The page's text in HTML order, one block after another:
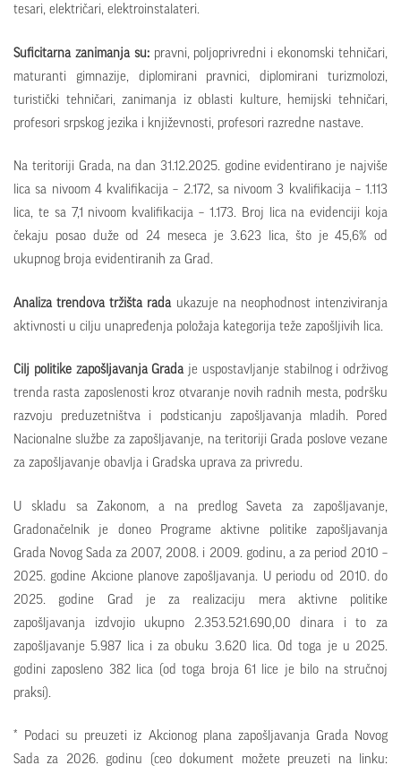
tesari, električari, elektroinstalateri.
Suficitarna zanimanja su: pravni, poljoprivredni i ekonomski tehničari,
maturanti gimnazije, diplomirani pravnici, diplomirani turizmolozi,
turistički tehničari, zanimanja iz oblasti kulture, hemijski tehničari,
profesori srpskog jezika i književnosti, profesori razredne nastave.
Na teritoriji Grada, na dan 31.12.2025. godine evidentirano je najviše
lica sa nivoom 4 kvalifikacija – 2.172, sa nivoom 3 kvalifikacija – 1.113
lica, te sa 7,1 nivoom kvalifikacija – 1.173. Broj lica na evidenciji koja
čekaju posao duže od 24 meseca je 3.623 lica, što je 45,6% od
ukupnog broja evidentiranih za Grad.
Analiza trendova tržišta rada ukazuje na neophodnost intenziviranja
aktivnosti u cilju unapređenja položaja kategorija teže zapošljivih lica.
Cilj politike zapošljavanja Grada je uspostavljanje stabilnog i održivog
trenda rasta zaposlenosti kroz otvaranje novih radnih mesta, podršku
razvoju preduzetništva i podsticanju zapošljavanja mladih. Pored
Nacionalne službe za zapošljavanje, na teritoriji Grada poslove vezane
za zapošljavanje obavlja i Gradska uprava za privredu.
U skladu sa Zakonom, a na predlog Saveta za zapošljavanje,
Gradonačelnik je doneo Programe aktivne politike zapošljavanja
Grada Novog Sada za 2007, 2008. i 2009. godinu, a za period 2010 –
2025. godine Akcione planove zapošljavanja. U periodu od 2010. do
2025. godine Grad je za realizaciju mera aktivne politike
zapošljavanja izdvojio ukupno 2.353.521.690,00 dinara i to za
zapošljavanje 5.987 lica i za obuku 3.620 lica. Od toga je u 2025.
godini zaposleno 382 lica (od toga broja 61 lice je bilo na stručnoj
praksi).
* Podaci su preuzeti iz Akcionog plana zapošljavanja Grada Novog
Sada za 2026. godinu (ceo dokument možete preuzeti na linku: